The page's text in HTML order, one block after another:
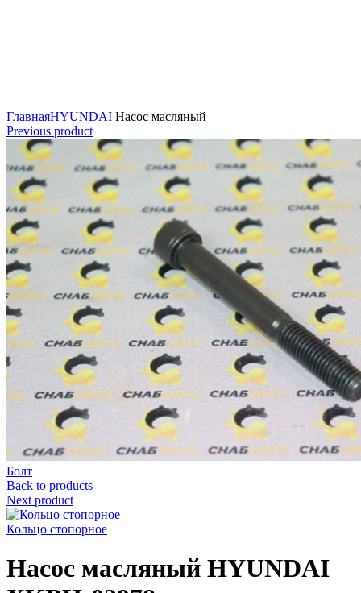
ГлавнаяHYUNDAI Насос масляный
Previous product
Болт
Back to products
Next product
Кольцо стопорное
Насос масляный HYUNDAI